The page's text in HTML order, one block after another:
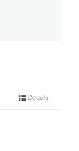
Details